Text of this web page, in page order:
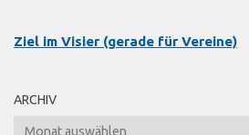
Ziel im Visier (gerade für Vereine)
ARCHIV
Archiv